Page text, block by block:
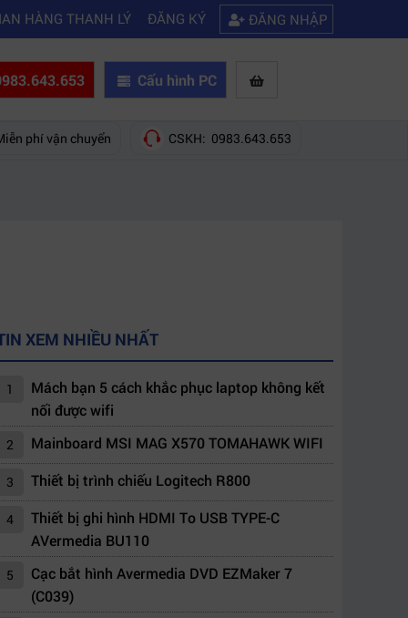
|Mách bạn 5 cách khắc phục laptop không kết nối được wifi
HÀNG THANH LÝ ĐĂNG KÝ ĐĂNG NHẬP
Cấu hình PC
phí vận chuyển CSKH: 0983.643.653
XEM NHIỀU NHẤT
1
Mách bạn 5 cách khắc phục laptop không kết
nối được wifi
2 Mainboard MSI MAG X570 TOMAHAWK WIFI
3 Thiết bị trình chiếu Logitech R800
4
Thiết bị ghi hình HDMI To USB TYPE-C
AVermedia BU110
5
Cạc bắt hình Avermedia DVD EZMaker 7
(C039)